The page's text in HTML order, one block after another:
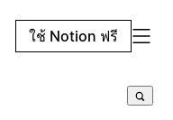
ใช้ Notion ฟรี